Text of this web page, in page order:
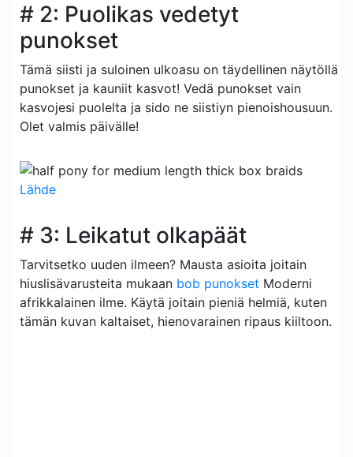
# 2: Puolikas vedetyt
punokset
Tämä siisti ja suloinen ulkoasu on täydellinen näytöllä
punokset ja kauniit kasvot! Vedä punokset vain
kasvojesi puolelta ja sido ne siistiyn pienoishousuun.
Olet valmis päivälle!
Lähde
# 3: Leikatut olkapäät
Tarvitsetko uuden ilmeen? Mausta asioita joitain
hiuslisävarusteita mukaan bob punokset Moderni
afrikkalainen ilme. Käytä joitain pieniä helmiä, kuten
tämän kuvan kaltaiset, hienovarainen ripaus kiiltoon.